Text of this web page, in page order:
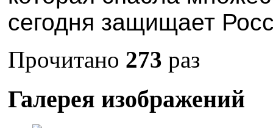
сегодня защищает
Прочитано 273 раз
Галерея изображений